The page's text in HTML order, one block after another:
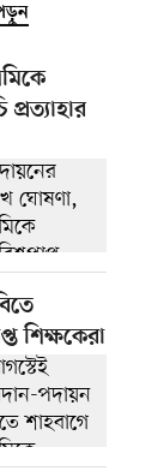
প্রত্যাহার
শিক্ষকেরা